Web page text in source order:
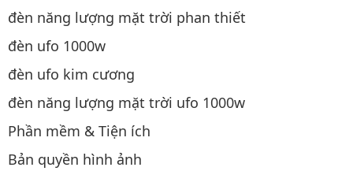
đèn năng lượng mặt trời phan thiết
đèn ufo 1000w
đèn ufo kim cương
đèn năng lượng mặt trời ufo 1000w
Phần mềm & Tiện ích
Bản quyền hình ảnh